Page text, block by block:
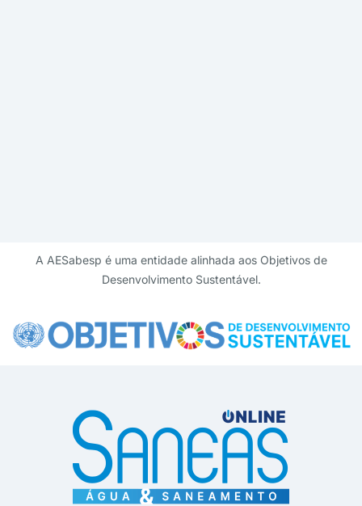
A AESabesp é uma entidade alinhada aos Objetivos de
Desenvolvimento Sustentável.